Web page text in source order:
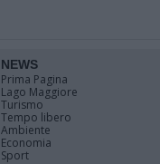
NEWS
Prima Pagina
Lago Maggiore
Turismo
Tempo libero
Ambiente
Economia
Sport